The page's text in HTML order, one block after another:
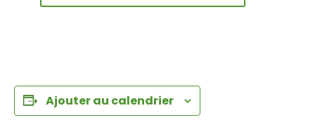
Ajouter au calendrier